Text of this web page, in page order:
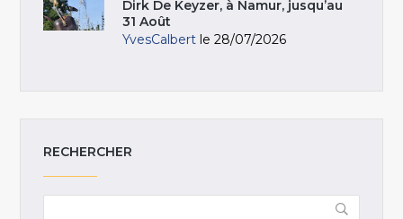
Dirk De Keyzer, à Namur, jusqu’au
31 Août
YvesCalbert le 28/07/2026
RECHERCHER